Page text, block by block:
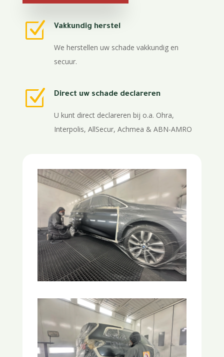
Z Vakkundig herstel
We herstellen uw schade vakkundig en
secuur.
Z Direct uw schade declareren
U kunt direct declareren bij o.a. Ohra,
Interpolis, AllSecur, Achmea & ABN-AMRO